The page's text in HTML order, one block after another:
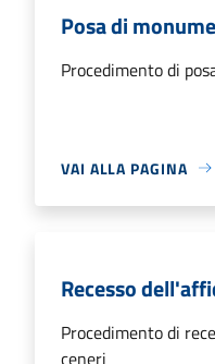
Posa di
Procedimento di
VAI ALLA PAGINA
Recesso
Procedimento di
ceneri